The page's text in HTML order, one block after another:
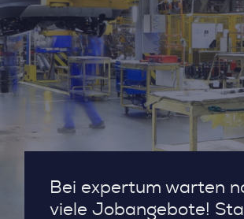
Bei expertum warten
viele Jobangebote!